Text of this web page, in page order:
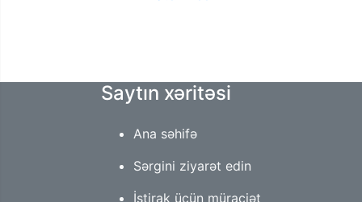
Saytın xəritəsi
Ana səhifə
Sərgini ziyarət edin
İştirak üçün müraciət